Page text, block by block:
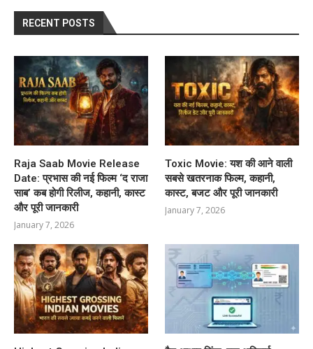
RECENT POSTS
Raja Saab Movie Release
Date: प्रभास की नई फिल्म ‘द राजा
साब’ कब होगी रिलीज, कहानी, कास्ट
और पूरी जानकारी
January 7, 2026
Toxic Movie: यश की आने वाली
सबसे खतरनाक फिल्म, कहानी,
कास्ट, बजट और पूरी जानकारी
January 7, 2026